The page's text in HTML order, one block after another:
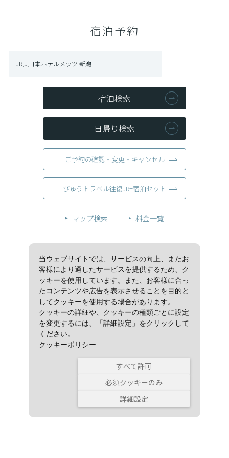
宿泊予約
JR東日本ホテルメッツ 新潟
宿泊検索
日帰り検索
ご予約の確認・変更・キャンセル
びゅうトラベル往復JR+宿泊セット
マップ検索 料金一覧
当ウェブサイトでは、サービスの向上、またお
客様により適したサービスを提供するため、ク
ッキーを使用しています。また、お客様に合っ
たコンテンツや広告を表示させることを目的と
してクッキーを使用する場合があります。
クッキーの詳細や、クッキーの種類ごとに設定
を変更するには、「詳細設定」をクリックして
ください。
クッキーポリシー
すべて許可
必須クッキーのみ
詳細設定